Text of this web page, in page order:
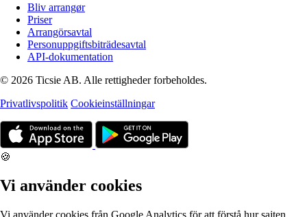
Bliv arrangør
Priser
Arrangörsavtal
Personuppgiftsbiträdesavtal
API-dokumentation
© 2026 Ticsie AB. Alle rettigheder forbeholdes.
Privatlivspolitik Cookieinställningar
🍪
Vi använder cookies